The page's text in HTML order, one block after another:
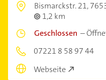
Bismarckstr. 21,
1,2 km
Geschlossen –
07221 8 58 97 44
Webseite